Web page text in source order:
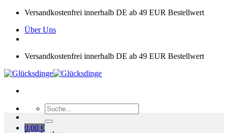
Zum
springen
Versandkostenfrei innerhalb DE ab 49 EUR Bestellwert
Über Uns
Versandkostenfrei innerhalb DE ab 49 EUR Bestellwert
Suchen
nach:
0,00 €